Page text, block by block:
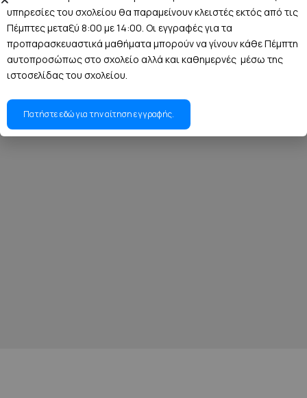
υπηρεσίες του σχολείου θα παραμείνουν κλειστές εκτός από τις
Πέμπτες μεταξύ 8:00 με 14:00. Οι εγγραφές για τα
προπαρασκευαστικά μαθήματα μπορούν να γίνουν κάθε Πέμπτη
αυτοπροσώπως στο σχολείο αλλά και καθημερνές μέσω της
ιστοσελίδας του σχολείου.
Πατήστε εδώ για την αίτηση εγγραφής.